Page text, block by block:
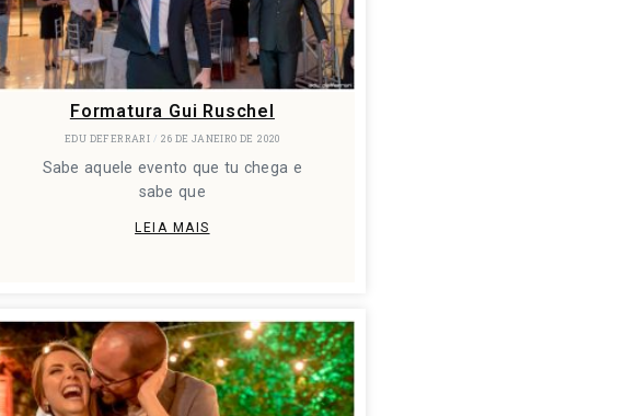
Formatura Gui Ruschel
EDU DEFERRARI 26 DE JANEIRO DE 2020
Sabe aquele evento que tu chega e
sabe que
LEIA MAIS